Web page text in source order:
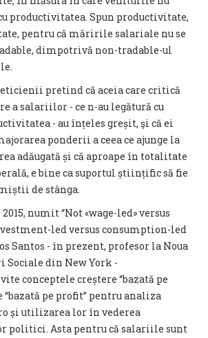
productivitatea. Spun productivitate,
pentru că măririle salariale nu se
dimpotrivă non-tradable-ul
pretind că aceia care critică
a salariilor - ce n-au legătură cu
- au înțeles greșit, şi că ei
ponderii a ceea ce ajunge la
adăugată și că aproape în totalitate
e bine ca suportul științific să fie
de stânga.
numit “Not «wage-led» versus
led versus consumption-led
Santos - în prezent, profesor la Noua
Sociale din New York -
conceptele creștere “bazată pe
pe profit” pentru analiza
și utilizarea lor în vederea
politici. Asta pentru că salariile sunt